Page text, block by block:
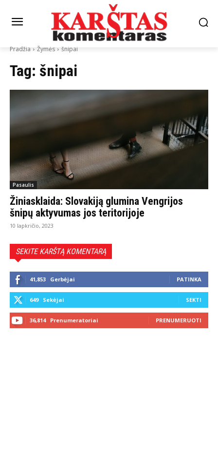
Pradžia Žymės šnipai
Tag: šnipai
Pasaulis
Žiniasklaida: Slovakiją glumina Vengrijos
šnipų aktyvumas jos teritorijoje
10 lapkričio, 2023
SEKITE KARŠTĄ KOMENTARĄ
41,853 Gerbėjai PATINKA
649 Sekėjai SEKTI
36,814 Prenumeratoriai PRENUMERUOTI